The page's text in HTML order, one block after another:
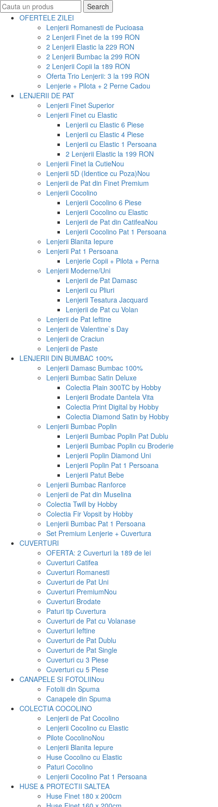
Search
for:
Search
OFERTELE ZILEI
Lenjerii Romanesti de Pucioasa
2 Lenjerii Finet de la 199 RON
2 Lenjerii Elastic la 229 RON
2 Lenjerii Bumbac la 299 RON
2 Lenjerii Copii la 189 RON
Oferta Trio Lenjerii: 3 la 199 RON
Lenjerie + Pilota + 2 Perne Cadou
LENJERII DE PAT
Lenjerii Finet Superior
Lenjerii Finet cu Elastic
Lenjerii cu Elastic 6 Piese
Lenjerii cu Elastic 4 Piese
Lenjerii cu Elastic 1 Persoana
2 Lenjerii Elastic la 199 RON
Lenjerii Finet la CutieNou
Lenjerii 5D (Identice cu Poza)Nou
Lenjerii de Pat din Finet Premium
Lenjerii Cocolino
Lenjerii Cocolino 6 Piese
Lenjerii Cocolino cu Elastic
Lenjerii de Pat din CatifeaNou
Lenjerii Cocolino Pat 1 Persoana
Lenjerii Blanita Iepure
Lenjerii Pat 1 Persoana
Lenjerie Copii + Pilota + Perna
Lenjerii Moderne/Uni
Lenjerii de Pat Damasc
Lenjerii cu Pliuri
Lenjerii Tesatura Jacquard
Lenjerii de Pat cu Volan
Lenjerii de Pat Ieftine
Lenjerii de Valentine`s Day
Lenjerii de Craciun
Lenjerii de Paste
LENJERII DIN BUMBAC 100%
Lenjerii Damasc Bumbac 100%
Lenjerii Bumbac Satin Deluxe
Colectia Plain 300TC by Hobby
Lenjerii Brodate Dantela Vita
Colectia Print Digital by Hobby
Colectia Diamond Satin by Hobby
Lenjerii Bumbac Poplin
Lenjerii Bumbac Poplin Pat Dublu
Lenjerii Bumbac Poplin cu Broderie
Lenjerii Poplin Diamond Uni
Lenjerii Poplin Pat 1 Persoana
Lenjerii Patut Bebe
Lenjerii Bumbac Ranforce
Lenjerii de Pat din Muselina
Colectia Twill by Hobby
Colectia Fir Vopsit by Hobby
Lenjerii Bumbac Pat 1 Persoana
Set Premium Lenjerie + Cuvertura
CUVERTURI
OFERTA: 2 Cuverturi la 189 de lei
Cuverturi Catifea
Cuverturi Romanesti
Cuverturi de Pat Uni
Cuverturi PremiumNou
Cuverturi Brodate
Paturi tip Cuvertura
Cuverturi de Pat cu Volanase
Cuverturi Ieftine
Cuverturi de Pat Dublu
Cuverturi de Pat Single
Cuverturi cu 3 Piese
Cuverturi cu 5 Piese
CANAPELE SI FOTOLIINou
Fotolii din Spuma
Canapele din Spuma
COLECTIA COCOLINO
Lenjerii de Pat Cocolino
Lenjerii Cocolino cu Elastic
Pilote CocolinoNou
Lenjerii Blanita Iepure
Huse Cocolino cu Elastic
Paturi Cocolino
Lenjerii Cocolino Pat 1 Persoana
HUSE & PROTECTII SALTEA
Huse Finet 180 x 200cm